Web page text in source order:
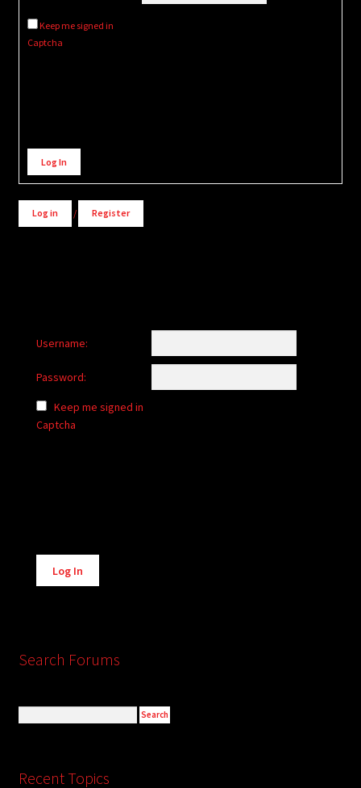
Keep me signed in
Captcha
Alternative:
Log In
Log in / Register
Username:
Password:
Keep me signed in
Captcha
Alternative:
Log In
Search Forums
Recent Topics